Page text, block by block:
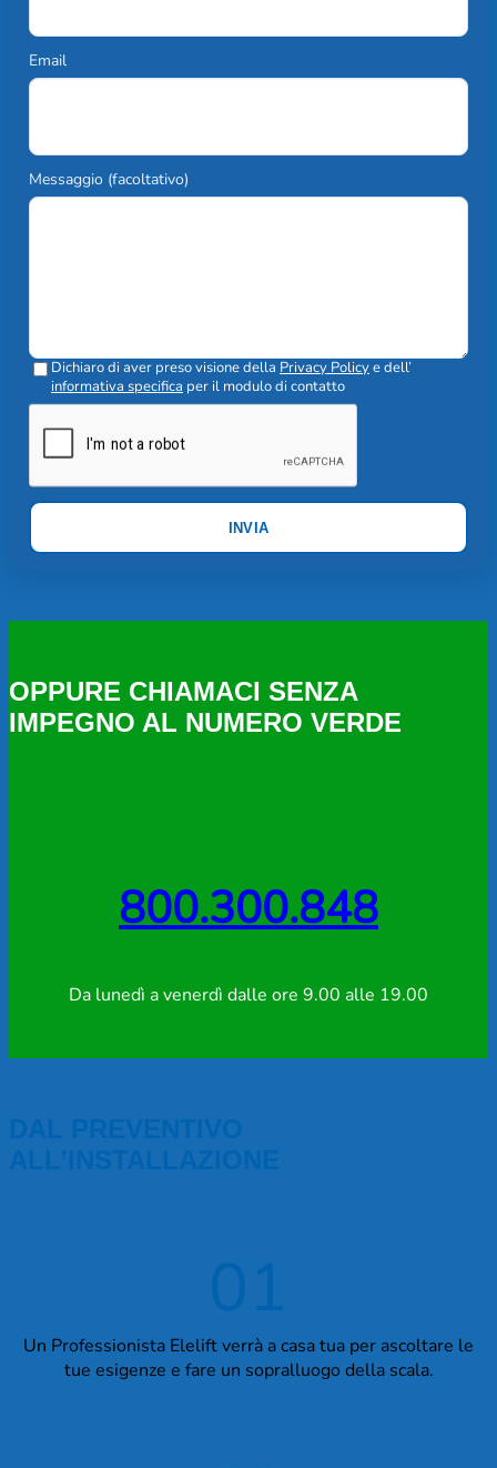
Email
Messaggio (facoltativo)
Dichiaro di aver preso visione della Privacy Policye dell’
informativa specifica per il modulo di contatto
INVIA
OPPURE CHIAMACI SENZA
IMPEGNO AL NUMERO VERDE
800.300.848
Da lunedì a venerdì dalle ore 9.00 alle 19.00
Un Professionista Elelift verrà a casa tua per ascoltare le
tue esigenze e fare un sopralluogo della scala.